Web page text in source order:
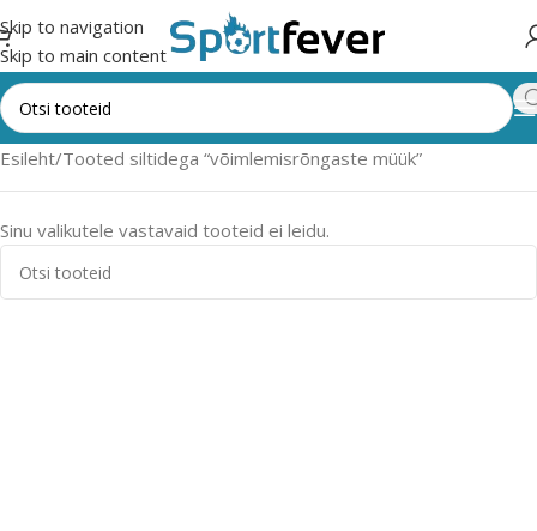
Skip to navigation
Skip to main content
Esileht Tooted siltidega “võimlemisrõngaste müük”
Sinu valikutele vastavaid tooteid ei leidu.